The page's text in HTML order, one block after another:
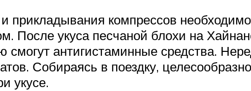
прикладывания компрессов
После укуса песчаной блохи на
смогут антигистаминные средства.
Собираясь в поездку,
укусе.